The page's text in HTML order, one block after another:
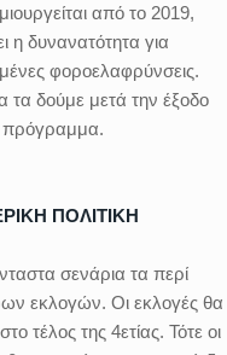
από το 2019,
η δυνανατότητα για
φοροελαφρύνσεις.
τα δούμε μετά την έξοδο
πρόγραμμα.
ΠΟΛΙΤΙΚΗ
σενάρια τα περί
εκλογών. Οι εκλογές θα
τέλος της 4ετίας. Τότε οι